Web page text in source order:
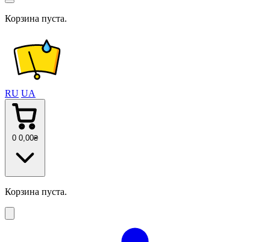
Корзина пуста.
RU UA
0 0 ,00₴
Корзина пуста.